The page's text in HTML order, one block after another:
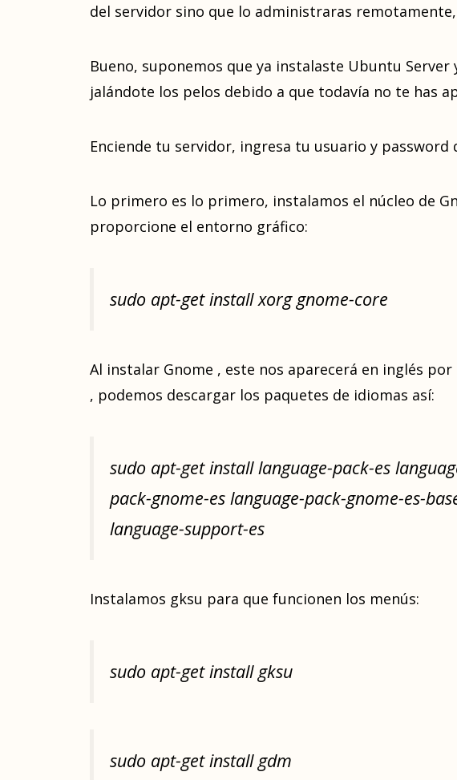
del servidor sino que lo administraras
Bueno, suponemos que ya instalaste Ubuntu Server
jalándote los pelos debido a que todavía no te has
Enciende tu servidor, ingresa tu usuario y
Lo primero es lo primero, instalamos el núcleo de
proporcione el entorno gráfico:
sudo apt-get install xorg gnome-core
Al instalar Gnome , este nos aparecerá en inglés
, podemos descargar los paquetes de idiomas así:
sudo apt-get install language-pack-es
pack-gnome-es language-pack-gnome-es-
language-support-es
Instalamos gksu para que funcionen los menús:
sudo apt-get install gksu
sudo apt-get install gdm